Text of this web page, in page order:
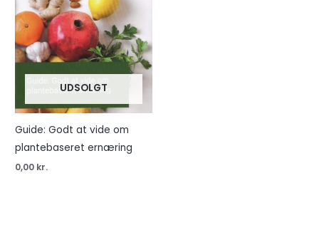
UDSOLGT
Guide: Godt at vide om
plantebaseret ernæring
0,00 kr.